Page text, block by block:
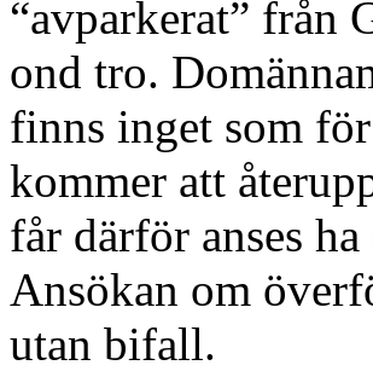
“avparkerat” från
ond tro.
finns inget som
kommer att
får därför anses
Ansökan om
utan bifall.